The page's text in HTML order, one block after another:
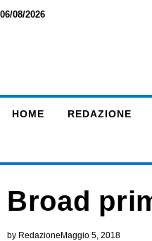
06/08/2026
HOME REDAZIONE
Broad
by Redazione Maggio 5, 2018